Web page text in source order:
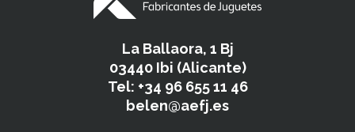
La Ballaora, 1 Bj
03440 Ibi (Alicante)
Tel: +34 96 655 11 46
belen@aefj.es